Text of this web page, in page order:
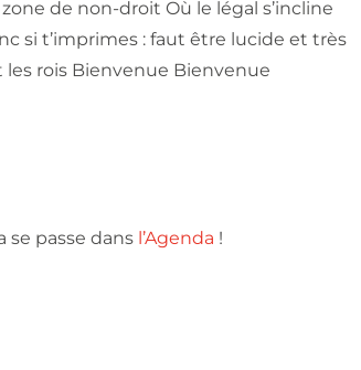
de non-droit Où le légal s’incline
si t’imprimes : faut être lucide et très
les rois Bienvenue Bienvenue
se passe dans l’Agenda !